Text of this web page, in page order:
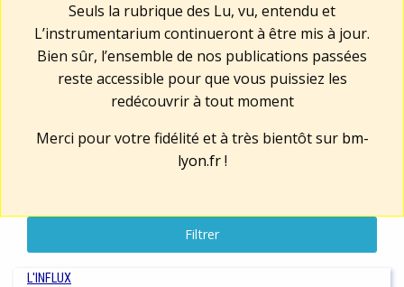
Seuls la rubrique des Lu, vu, entendu et
L’instrumentarium continueront à être mis à jour.
Bien sûr, l’ensemble de nos publications passées
reste accessible pour que vous puissiez les
redécouvrir à tout moment
Merci pour votre fidélité et à très bientôt sur bm-
lyon.fr!
Filtrer
L'INFLUX